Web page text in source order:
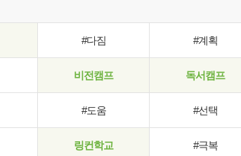
#다짐 #계획
비전캠프 독서캠프
#도움 #선택
링컨학교 #극복